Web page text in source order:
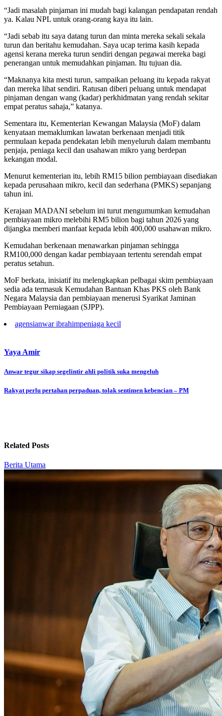
“Jadi masalah pinjaman ini mudah bagi kalangan pendapatan rendah
ya. Kalau NPL untuk orang-orang kaya itu lain.
“Jadi sebab itu saya datang turun dan minta mereka sekali sekala
turun dan beritahu kemudahan. Saya ucap terima kasih kepada
agensi kerana mereka turun sendiri dengan pegawai mereka bagi
penerangan untuk memudahkan pinjaman. Itu tujuan dia.
“Maknanya kita mesti turun, sampaikan peluang itu kepada rakyat
dan mereka lihat sendiri. Ratusan diberi peluang untuk mendapat
pinjaman dengan wang (kadar) perkhidmatan yang rendah sekitar
empat peratus sahaja,” katanya.
Sementara itu, Kementerian Kewangan Malaysia (MoF) dalam
kenyataan memaklumkan lawatan berkenaan menjadi titik
permulaan kepada pendekatan lebih menyeluruh dalam membantu
penjaja, peniaga kecil dan usahawan mikro yang berdepan
kekangan modal.
Menurut kementerian itu, lebih RM15 bilion pembiayaan disediakan
kepada perusahaan mikro, kecil dan sederhana (PMKS) sepanjang
tahun ini.
Kerajaan MADANI sebelum ini turut mengumumkan kemudahan
pembiayaan mikro melebihi RM5 bilion bagi tahun 2026 yang
dijangka memberi manfaat kepada lebih 400,000 usahawan mikro.
Kemudahan berkenaan menawarkan pinjaman sehingga
RM100,000 dengan kadar pembiayaan tertentu serendah empat
peratus setahun.
MoF berkata, inisiatif itu melengkapkan pelbagai skim pembiayaan
sedia ada termasuk Kemudahan Bantuan Khas PKS oleh Bank
Negara Malaysia dan pembiayaan menerusi Syarikat Jaminan
Pembiayaan Perniagaan (SJPP).
agensianwar ibrahimpeniaga kecil
Yaya Amir
Post
navigation
Anwar tegur sikap segelintir ahli politik suka mengeluh
Rakyat perlu pertahan perpaduan, tolak sentimen kebencian – PM
Related Posts
Berita Utama